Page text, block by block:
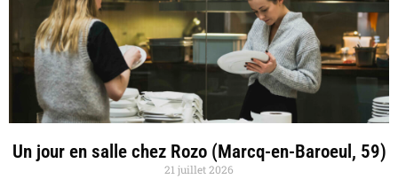
Un jour en salle chez Rozo (Marcq-en-Baroeul, 59)
21 juillet 2026